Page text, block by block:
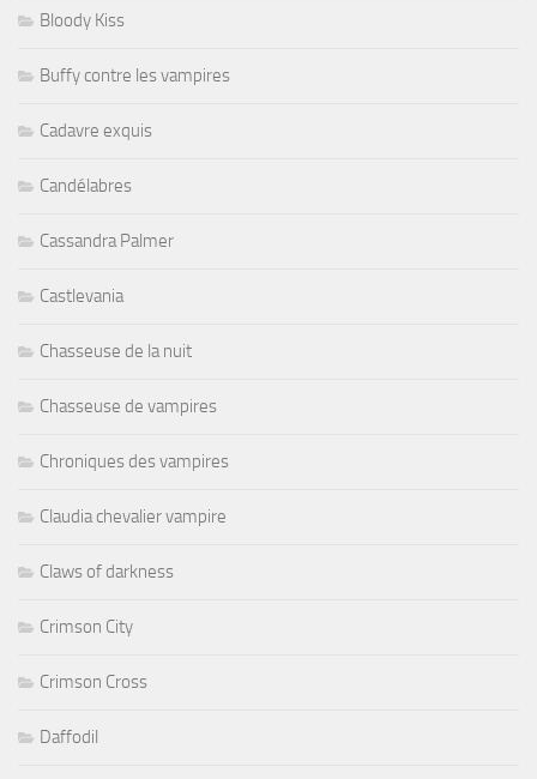
Bloody Kiss
Buffy contre les vampires
Cadavre exquis
Candélabres
Cassandra Palmer
Castlevania
Chasseuse de la nuit
Chasseuse de vampires
Chroniques des vampires
Claudia chevalier vampire
Claws of darkness
Crimson City
Crimson Cross
Daffodil